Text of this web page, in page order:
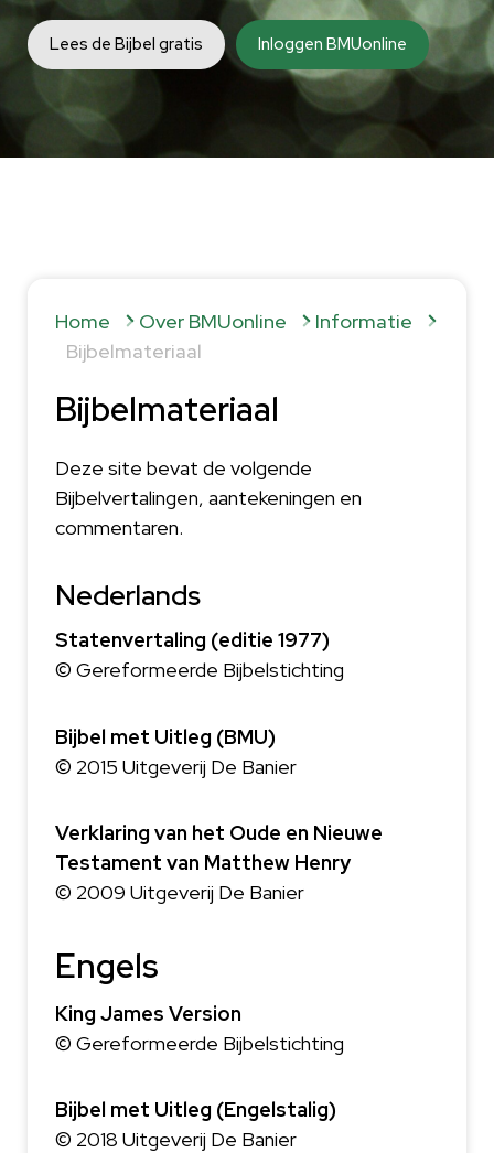
Lees de Bijbel gratis Inloggen BMUonline
Home Over BMUonline
Informatie
Bijbelmateriaal
Bijbelmateriaal
Deze site bevat de volgende
Bijbelvertalingen, aantekeningen en
commentaren.
Nederlands
Statenvertaling (editie 1977)
© Gereformeerde Bijbelstichting
Bijbel met Uitleg (BMU)
© 2015 Uitgeverij De Banier
Verklaring van het Oude en Nieuwe
Testament van Matthew Henry
© 2009 Uitgeverij De Banier
Engels
King James Version
© Gereformeerde Bijbelstichting
Bijbel met Uitleg (Engelstalig)
© 2018 Uitgeverij De Banier